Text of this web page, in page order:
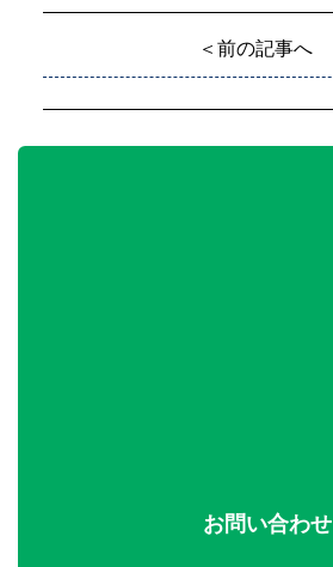
＜前の記事へ
お問い合わせ